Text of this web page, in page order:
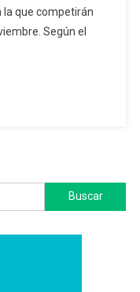
la que competirán
Según el
Buscar: